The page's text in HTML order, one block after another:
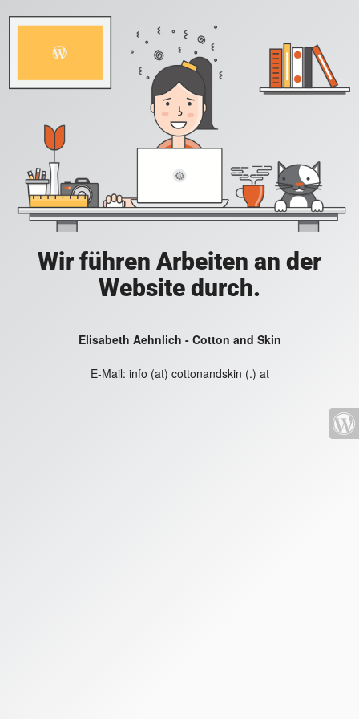
Wir führen Arbeiten an der
Website durch.
Elisabeth Aehnlich - Cotton and Skin
E-Mail: info (at) cottonandskin (.) at